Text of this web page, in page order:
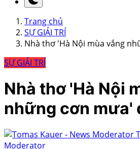
Trang chủ
SỰ GIẢI TRÍ
Nhà thơ 'Hà Nội mùa vắng
SỰ GIẢI TRÍ
Nhà thơ 'Hà Nội
những cơn mưa'
Moderator